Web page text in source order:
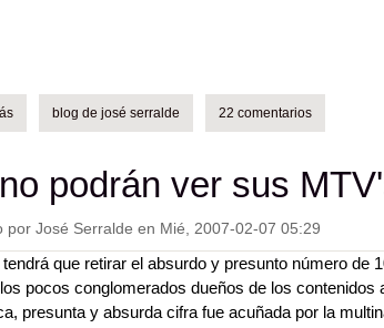
sobre vídeo - korn: y'all want a single y su traducción...
blog de josé serralde 22 comentarios
podrán ver sus
porJosé Serralde en Mié, 2007-02-07 05:29
tendrá que retirar el absurdo y presunto número
pocos conglomerados dueños de los
presunta y absurda cifra fue acuñada por la